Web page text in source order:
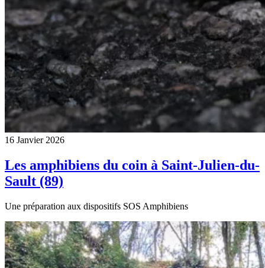
16 Janvier 2026
Les amphibiens du coin à Saint-Julien-du-
Sault (89)
Une préparation aux dispositifs SOS Amphibiens